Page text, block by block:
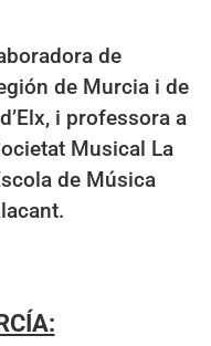
de
de Murcia i de
i professora a
Musical La
de Música